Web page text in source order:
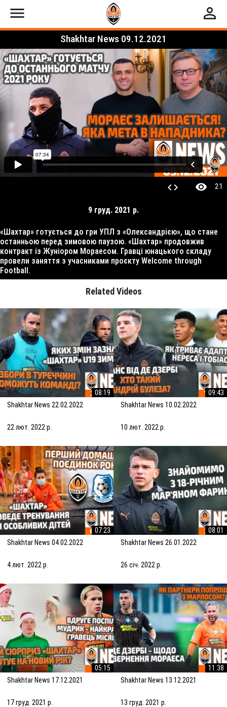
menu perm_identity
Shakhtar News 09.12.2021
code visibility 21
9 груд. 2021 р.
«Шахтар» готується до гри УПЛ з «Олександрією», що стане
останньою перед зимовою паузою. «Шахтар» продовжив
контракт із Жуніором Мораесом. Гравці юнацького складу
провели заняття з учасниками проєкту Welcome through
Football.
Related Videos
08:19
Shakhtar News 22.02.2022
22 лют. 2022 р.
09:43
Shakhtar News 10.02.2022
10 лют. 2022 р.
07:23
Shakhtar News 04.02.2022
4 лют. 2022 р.
08:01
Shakhtar News 26.01.2022
26 січ. 2022 р.
05:15
Shakhtar News 17.12.2021
17 груд. 2021 р.
11:38
Shakhtar News 13.12.2021
13 груд. 2021 р.